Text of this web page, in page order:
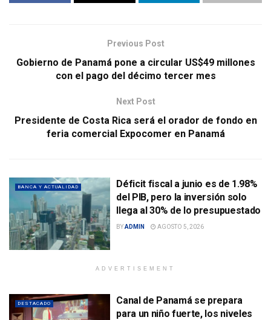
Previous Post
Gobierno de Panamá pone a circular US$49 millones
con el pago del décimo tercer mes
Next Post
Presidente de Costa Rica será el orador de fondo en
feria comercial Expocomer en Panamá
BANCA Y ACTUALIDAD
Déficit fiscal a junio es de 1.98%
del PIB, pero la inversión solo
llega al 30% de lo presupuestado
BYADMIN AGOSTO 5, 2026
ADVERTISEMENT
DESTACADO
Canal de Panamá se prepara
para un niño fuerte, los niveles